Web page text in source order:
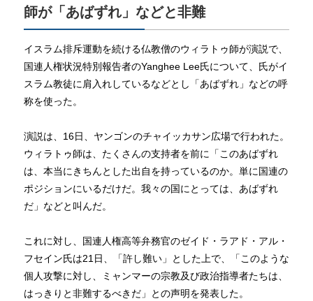
師が「あばずれ」などと非難
イスラム排斥運動を続ける仏教僧のウィラトゥ師が演説で、
国連人権状況特別報告者のYanghee Lee氏について、氏がイ
スラム教徒に肩入れしているなどとし「あばずれ」などの呼
称を使った。
演説は、16日、ヤンゴンのチャイッカサン広場で行われた。
ウィラトゥ師は、たくさんの支持者を前に「このあばずれ
は、本当にきちんとした出自を持っているのか。単に国連の
ポジションにいるだけだ。我々の国にとっては、あばずれ
だ」などと叫んだ。
これに対し、国連人権高等弁務官のゼイド・ラアド・アル・
フセイン氏は21日、「許し難い」とした上で、「このような
個人攻撃に対し、ミャンマーの宗教及び政治指導者たちは、
はっきりと非難するべきだ」との声明を発表した。